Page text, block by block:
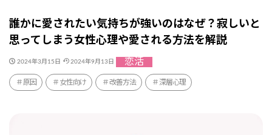
誰かに愛されたい気持ちが強いのはなぜ？寂しいと
思ってしまう女性心理や愛される方法を解説
2024年3月15日 2024年9月13日 恋活
原因 女性向け 改善方法 深層心理